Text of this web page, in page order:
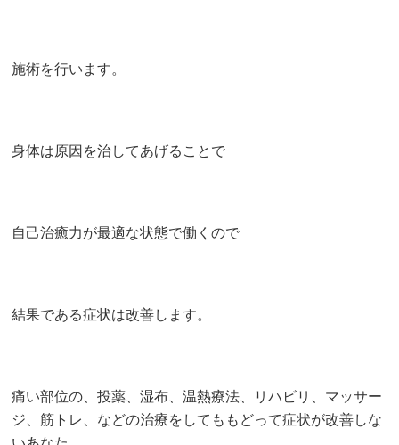
施術を行います。
身体は原因を治してあげることで
自己治癒力が最適な状態で働くので
結果である症状は改善します。
痛い部位の、投薬、湿布、温熱療法、リハビリ、マッサー
ジ、筋トレ、などの治療をしてももどって症状が改善しな